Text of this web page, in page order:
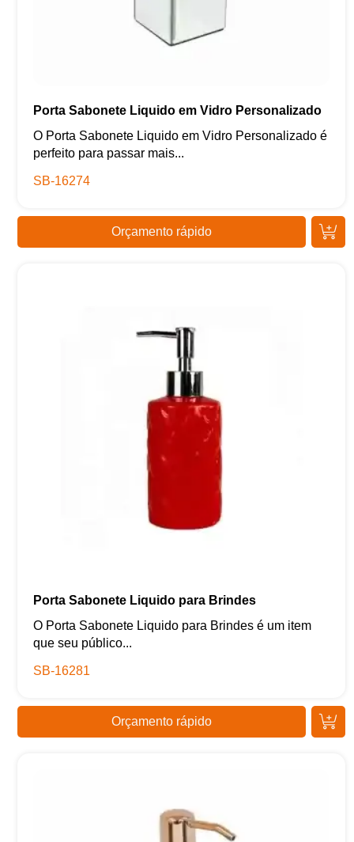
Porta Sabonete Liquido em Vidro Personalizado
O Porta Sabonete Liquido em Vidro Personalizado é
perfeito para passar mais...
SB-16274
Orçamento rápido
Porta Sabonete Liquido para Brindes
O Porta Sabonete Liquido para Brindes é um item
que seu público...
SB-16281
Orçamento rápido